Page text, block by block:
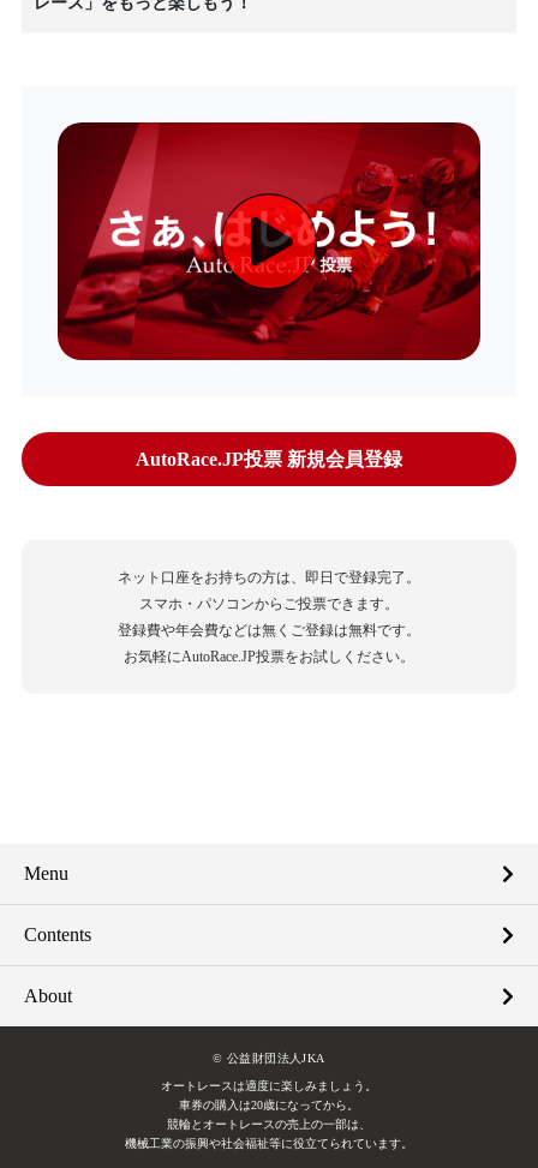
AutoRace.JP投票 新規会員登録
ネット口座をお持ちの方は、即日で登録完了。
スマホ・パソコンからご投票できます。
登録費や年会費などは無くご登録は無料です。
お気軽にAutoRace.JP投票をお試しください。
Menu
Contents
About
© 公益財団法人JKA
オートレースは適度に楽しみましょう。
車券の購入は20歳になってから。
競輪とオートレースの売上の一部は、
機械工業の振興や社会福祉等に役立てられています。